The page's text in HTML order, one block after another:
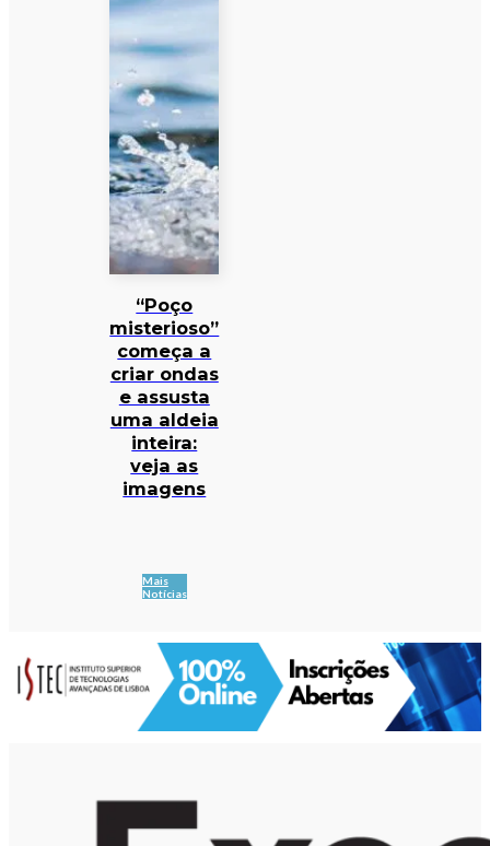
“Poço
misterioso”
começa a
criar ondas
e assusta
uma aldeia
inteira:
veja as
imagens
Mais
Notícias